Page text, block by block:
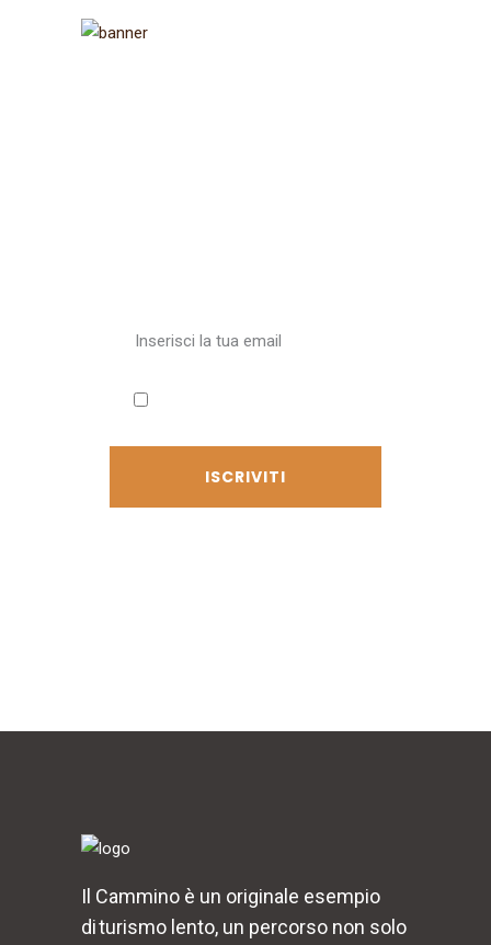
Il Cammino è un originale esempio
di turismo lento, un percorso non solo